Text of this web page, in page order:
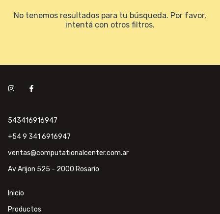
No tenemos resultados para tu búsqueda. Por favor,
intentá con otros filtros.
543416916947
+54 9 341 6916947
ventas@computationalcenter.com.ar
Av Arijon 525 - 2000 Rosario
Inicio
Productos